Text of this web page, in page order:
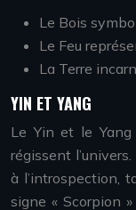
Le Bois
Le Feu
La Terre
YIN ET YANG
Le Yin et le
régissent
à l’introspection,
signe « Scorpion